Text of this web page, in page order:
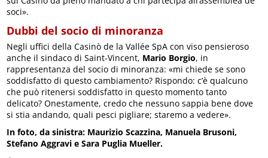
soci».
Dubbi del socio di minoranza
Negli uffici della Casinò de la Vallée SpA con viso pensieroso
anche il sindaco di Saint-Vincent, Mario Borgio, in
rappresentanza del socio di minoranza: «mi chiede se sono
soddisfatto di questo cambiamento? Rispondo: c’è qualcuno
che può ritenersi soddisfatto in questo momento tanto
delicato? Onestamente, credo che nessuno sappia bene dove
si stia andando, quali pesci pigliare; staremo a vedere».
In foto, da sinistra: Maurizio Scazzina, Manuela Brusoni,
Stefano Aggravi e Sara Puglia Mueller.